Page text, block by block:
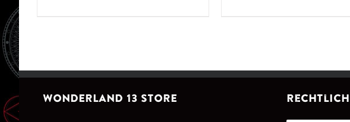
WONDERLAND 13 STORE